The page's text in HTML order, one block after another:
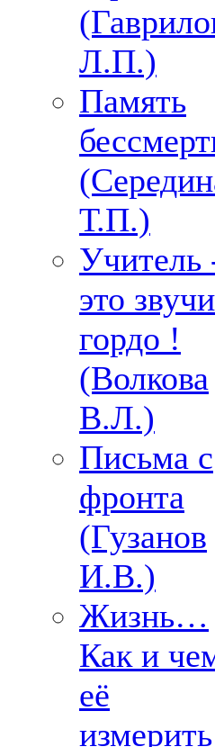
Л.П.)
Память
Т.П.)
Учитель
это
гордо !
(Волкова
В.Л.)
Письма с
фронта
(Гузанов
И.В.)
Жизнь…
Как и
её